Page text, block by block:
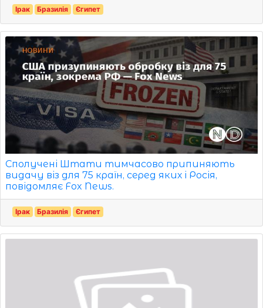
Ірак Бразилія Єгипет
Сполучені Штати тимчасово припиняють
видачу віз для 75 країн, серед яких і Росія,
повідомляє Fox News.
Ірак Бразилія Єгипет